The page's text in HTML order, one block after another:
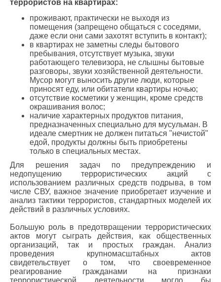
террористов на квартирах:
проживают, практически не выходя из
помещения (запрещено общаться с соседями,
даже если они сами захотят вступить в контакт);
в квартирах не заметны следы бытового
пребывания, отсутствует музыка, звуки
работающего телевизора, не слышны бытовые
разговоры, звуки хозяйственной деятельности.
Мусор могут выносить другие люди, которые
приносят еду, или обитатели квартиры ночью;
отсутствие косметики у женщин, кроме средств
окрашивания волос;
наличие характерных продуктов питания,
предназначенных специально для мусульман. В
идеале смертник не должен питаться "нечистой"
едой, продукты должны быть приобретены
только в специальных местах.
Для решения задач по предупреждению и
недопущению террористических акций с
использованием различных средств подрыва, в том
числе СВУ, важное значение приобретает изучение и
анализ тактики террористов, стандартных моделей их
действий в различных условиях.
Большую роль в предотвращении террористических
актов могут сыграть действия, как общественных
организаций, так и простых граждан. Анализ
проведения крупномасштабных актов
свидетельствует о том, что своевременное
реагирование гражданами на признаки
террористической деятельности могло бы